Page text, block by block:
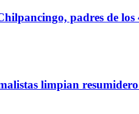
padres de
limpian